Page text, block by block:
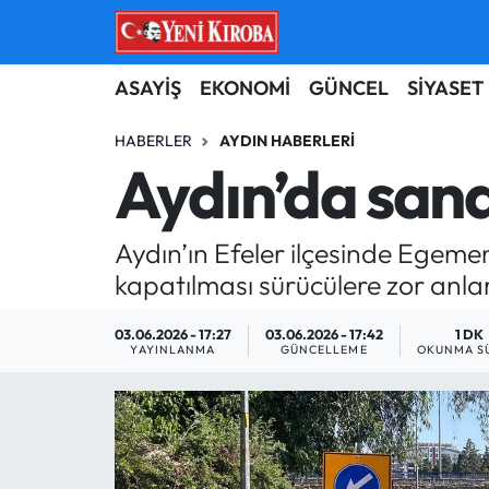
ASAYİŞ EKONOMİ GÜNCEL SİYASET
HABERLER AYDIN HABERLERI
Aydın’da
Aydın’ın Efeler ilçesinde
kapatılması sürücülere zor
03.06.2026 - 17:27
YAYINLANMA
03.06.2026 - 17:42
GÜNCELLEME
1 DK
OKUNMA
ASAYİŞ
BİLİM-TEKNOLOJİ
DÜNYA
EKONOMİ
GÜNCEL
GÜNDEM
Aydın Nöbetçi Eczaneler
Aydın Hava Durumu
Aydin Namaz Vakitleri
Aydın Trafik Yoğunluk Haritası
Süper Lig Puan Durumu ve Fikstür
Tüm Manşetler
Son Dakika Haberleri
Haber Arşivi